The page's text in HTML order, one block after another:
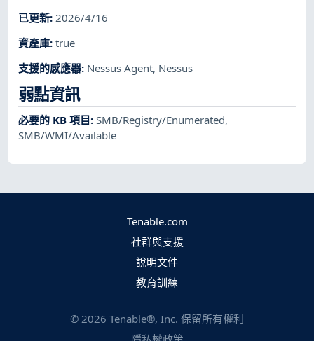
已更新: 2026/4/16
資產庫:true
支援的感應器: Nessus Agent, Nessus
弱點資訊
必要的 KB 項目:SMB/Registry/Enumerated,
SMB/WMI/Available
Tenable.com
社群與支援
說明文件
教育訓練
© 2026 Tenable®, Inc. 保留所有權利